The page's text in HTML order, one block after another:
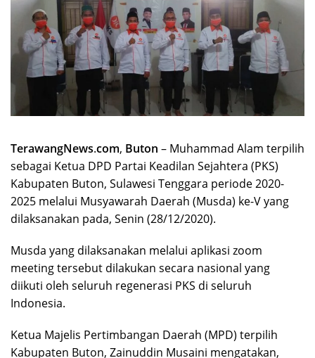
TerawangNews.com, Buton – Muhammad Alam terpilih
sebagai Ketua DPD Partai Keadilan Sejahtera (PKS)
Kabupaten Buton, Sulawesi Tenggara periode 2020-
2025 melalui Musyawarah Daerah (Musda) ke-V yang
dilaksanakan pada, Senin (28/12/2020).
Musda yang dilaksanakan melalui aplikasi zoom
meeting tersebut dilakukan secara nasional yang
diikuti oleh seluruh regenerasi PKS di seluruh
Indonesia.
Ketua Majelis Pertimbangan Daerah (MPD) terpilih
Kabupaten Buton, Zainuddin Musaini mengatakan,